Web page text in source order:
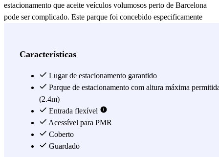
estacionamento que aceite veículos volumosos perto de Barcelona
pode ser complicado. Este parque foi concebido especificamente
permitidas de até 2,40 metros de altura e 5,50 metros de
continuamente vigiado por câmaras, permitindo-lhe viajar com a
tranquilidade de saber que a sua carrinha está num ambiente seguro
e protegido. A localização em Gavà é imbatível para a logística da
sua viagem. Pode estacionar a sua carrinha aqui e chegar ao terminal
num abrir e fechar de olhos: um táxi para o aeroporto custará entre
19-23 € e o trajeto dura apenas 11 minutos. Além disso, se preferir o
transporte público, dispõe de várias linhas de autocarro (L80, L81,
Características
Lugar de estacionamento garantido
Parque de estacionamento com altura máxima
(2.4m)
Entrada flexível
Acessível para PMR
Coberto
Guardado